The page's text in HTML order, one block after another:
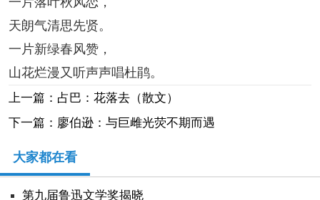
天朗气清思先贤。
一片新绿春风赞，
山花烂漫又听声声唱杜鹃。
上一篇：占巴：花落去（散文）
下一篇：廖伯逊：与巨雌光荧不期而遇
大家都在看
第九届鲁迅文学奖揭晓